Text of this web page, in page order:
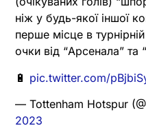
ніж у будь-якої іншої
перше місце в
очки від “Арсенала” та
🔋 pic.twitter.com/
— Tottenham Hotspur
2023